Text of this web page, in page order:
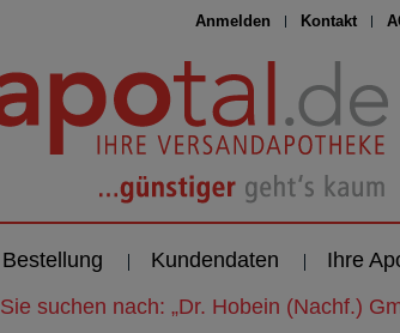
Anmelden Kontakt
Bestellung Kundendaten Ihre
Sie suchen nach: „Dr. Hobein (Nachf.)